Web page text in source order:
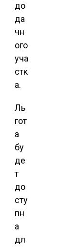
до
да
чн
ого
уча
стк
а.
Ль
гот
а
бу
де
т
до
сту
пн
а
дл